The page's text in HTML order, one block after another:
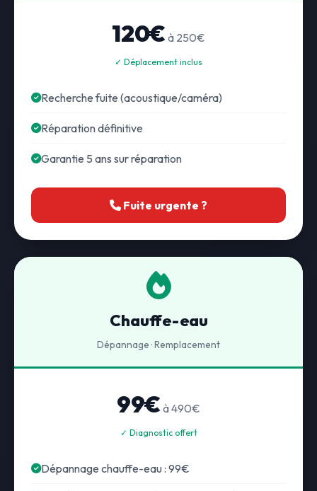
120€ à 250€
✓ Déplacement inclus
Recherche fuite (acoustique/caméra)
Réparation définitive
Garantie 5 ans sur réparation
Fuite urgente ?
Chauffe-eau
Dépannage · Remplacement
99€ à 490€
✓ Diagnostic offert
Dépannage chauffe-eau : 99€